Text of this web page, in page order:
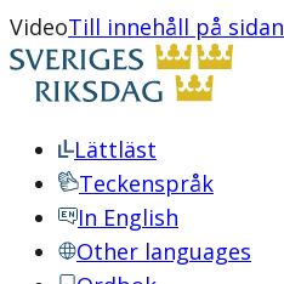
VideoTill innehåll på sidan
Lättläst
Teckenspråk
In English
Other languages